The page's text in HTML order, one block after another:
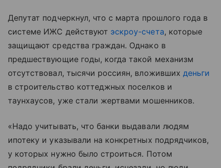
Депутат подчеркнул, что с марта прошлого года в
системе ИЖС действуют эскроу-счета, которые
защищают средства граждан. Однако в
предшествующие годы, когда такой механизм
отсутствовал, тысячи россиян, вложивших деньги
в строительство коттеджных поселков и
таунхаусов, уже стали жертвами мошенников.
«Надо учитывать, что банки выдавали людям
ипотеку и указывали на конкретных подрядчиков,
у которых нужно было строиться. Потом